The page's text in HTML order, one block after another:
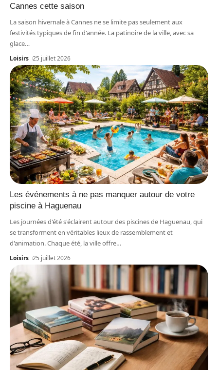
Cannes cette saison
La saison hivernale à Cannes ne se limite pas seulement aux
festivités typiques de fin d'année. La patinoire de la ville, avec sa
glace…
Loisirs 25 juillet 2026
Les événements à ne pas manquer autour de votre
piscine à Haguenau
Les journées d'été s'éclairent autour des piscines de Haguenau, qui
se transforment en véritables lieux de rassemblement et
d'animation. Chaque été, la ville offre…
Loisirs 25 juillet 2026